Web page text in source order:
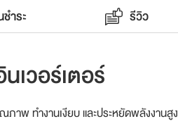
ำระ รีวิว
เวอร์เตอร์
ภาพ ทำงานเงียบ และประหยัดพลังงานสูง